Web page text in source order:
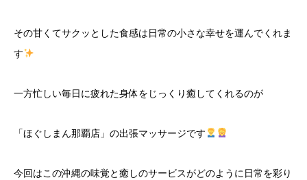
その甘くてサクッとした食感は日常の小さな幸せを運んでくれま
す
一方忙しい毎日に疲れた身体をじっくり癒してくれるのが
「ほぐしまん那覇店」の出張マッサージです
今回はこの沖縄の味覚と癒しのサービスがどのように日常を彩り